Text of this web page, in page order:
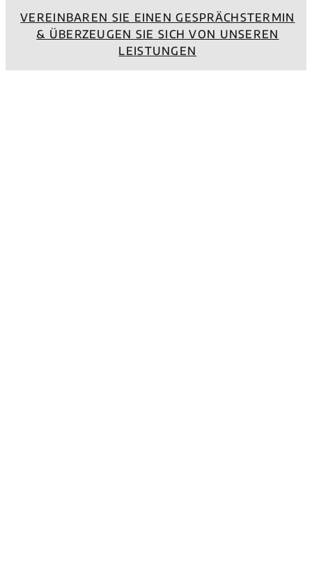
VEREINBAREN SIE EINEN GESPRÄCHSTERMIN
& ÜBERZEUGEN SIE SICH VON UNSEREN
LEISTUNGEN